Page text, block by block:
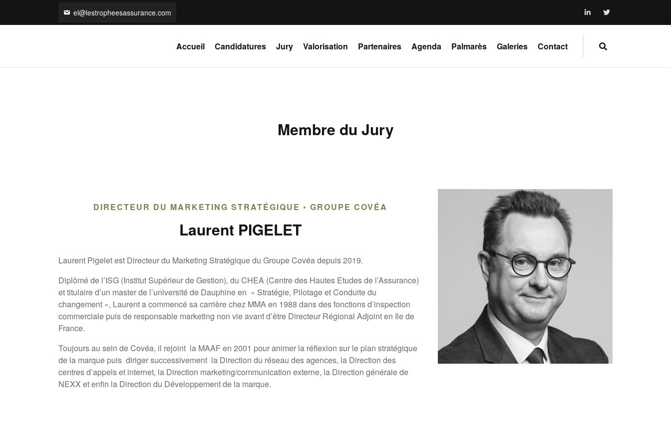
el@lestropheesassurance.com
Accueil Candidatures Jury Valorisation Partenaires Agenda Palmarès Galeries Contact
Membre du Jury
DIRECTEUR DU MARKETING STRATÉGIQUE • GROUPE COVÉA
Laurent PIGELET
Laurent Pigelet est Directeur du Marketing Stratégique du Groupe Covéa depuis 2019.
Diplômé de l’ISG (Institut Supérieur de Gestion), du CHEA (Centre des Hautes Etudes de l’Assurance)
et titulaire d’un master de l’université de Dauphine en « Stratégie, Pilotage et Conduite du
changement », Laurent a commencé sa carrière chez MMA en 1988 dans des fonctions d’inspection
commerciale puis de responsable marketing non vie avant d’être Directeur Régional Adjoint en Ile de
France.
Toujours au sein de Covéa, il rejoint la MAAF en 2001 pour animer la réflexion sur le plan stratégique
de la marque puis diriger successivement la Direction du réseau des agences, la Direction des
centres d’appels et internet, la Direction marketing/communication externe, la Direction générale de
NEXX et enfin la Direction du Développement de la marque.